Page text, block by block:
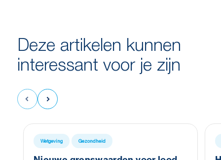
Deze artikelen kunnen
interessant voor je zijn
Wetgeving Gezondheid